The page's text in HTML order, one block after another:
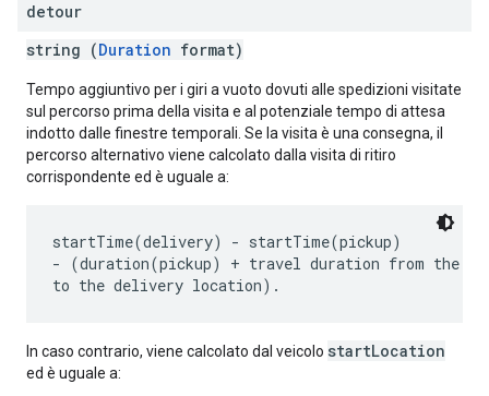
detour
string (Duration format)
Tempo aggiuntivo per i giri a vuoto dovuti alle spedizioni visitate
sul percorso prima della visita e al potenziale tempo di attesa
indotto dalle finestre temporali. Se la visita è una consegna, il
percorso alternativo viene calcolato dalla visita di ritiro
corrispondente ed è uguale a:
startTime(delivery) - startTime(pickup)
- (duration(pickup) + travel duration from the
In caso contrario, viene calcolato dal veicolo startLocation
ed è uguale a: